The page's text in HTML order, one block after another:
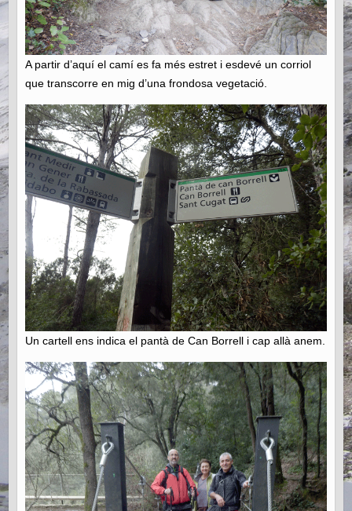
A partir d’aquí el camí es fa més estret i esdevé un corriol
que transcorre en mig d’una frondosa vegetació.
Un cartell ens indica el pantà de Can Borrell i cap allà anem.